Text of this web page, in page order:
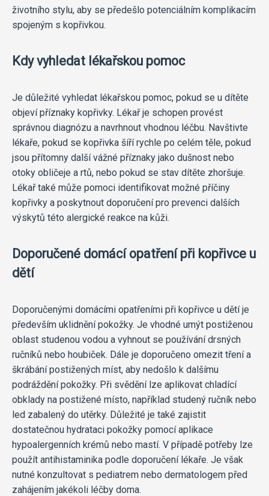
životního stylu, aby se předešlo potenciálním komplikacím
spojeným s kopřivkou.
Kdy vyhledat lékařskou pomoc
Je důležité vyhledat lékařskou pomoc, pokud se u dítěte
objeví příznaky kopřivky. Lékař je schopen provést
správnou diagnózu a navrhnout vhodnou léčbu. Navštivte
lékaře, pokud se kopřivka šíří rychle po celém těle, pokud
jsou přítomny další vážné příznaky jako dušnost nebo
otoky obličeje a rtů, nebo pokud se stav dítěte zhoršuje.
Lékař také může pomoci identifikovat možné příčiny
kopřivky a poskytnout doporučení pro prevenci dalších
výskytů této alergické reakce na kůži.
Doporučené domácí opatření při kopřivce u
dětí
Doporučenými domácími opatřeními při kopřivce u dětí je
především uklidnění pokožky. Je vhodné umýt postiženou
oblast studenou vodou a vyhnout se používání drsných
ručníků nebo houbiček. Dále je doporučeno omezit tření a
škrábání postižených míst, aby nedošlo k dalšímu
podráždění pokožky. Při svědění lze aplikovat chladící
obklady na postižené místo, například studený ručník nebo
led zabalený do utěrky. Důležité je také zajistit
dostatečnou hydrataci pokožky pomocí aplikace
hypoalergenních krémů nebo mastí. V případě potřeby lze
použít antihistaminika podle doporučení lékaře. Je však
nutné konzultovat s pediatrem nebo dermatologem před
zahájením jakékoli léčby doma.